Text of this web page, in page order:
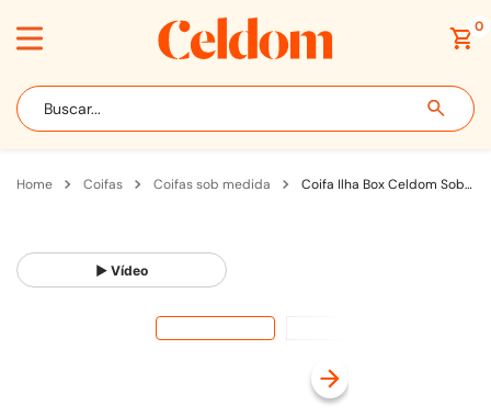
0
Buscar...
coifas coifas sob medida Coifa Ilha Box Celdom Sob Medida Até 130cm para Fogão com Motor Split em Linha Inox
▶ Vídeo